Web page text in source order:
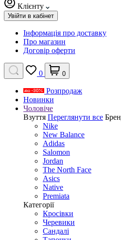
Клієнту
Увійти в кабінет
Інформація про доставку
Про магазин
Договір оферти
0 0
Розпродаж
Новинки
Чоловіче
Взуття Переглянути все
Nike
New Balance
Adidas
Salomon
Jordan
The North Face
Asics
Native
Premiata
Категорії
Кросівки
Черевики
Сандалі